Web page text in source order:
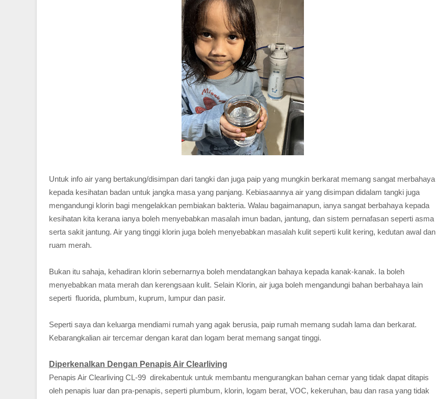
Untuk info air yang bertakung/disimpan dari tangki dan juga paip yang mungkin berkarat memang sangat merbahaya
kepada kesihatan badan untuk jangka masa yang panjang. Kebiasaannya air yang disimpan didalam tangki juga
mengandungi klorin bagi mengelakkan pembiakan bakteria. Walau bagaimanapun, ianya sangat berbahaya kepada
kesihatan kita kerana ianya boleh menyebabkan masalah imun badan, jantung, dan sistem pernafasan seperti asma
serta sakit jantung. Air yang tinggi klorin juga boleh menyebabkan masalah kulit seperti kulit kering, kedutan awal dan
ruam merah.
Bukan itu sahaja, kehadiran klorin sebernarnya boleh mendatangkan bahaya kepada kanak-kanak. Ia boleh
menyebabkan mata merah dan kerengsaan kulit. Selain Klorin, air juga boleh mengandungi bahan berbahaya lain
seperti fluorida, plumbum, kuprum, lumpur dan pasir.
Seperti saya dan keluarga mendiami rumah yang agak berusia, paip rumah memang sudah lama dan berkarat.
Kebarangkalian air tercemar dengan karat dan logam berat memang sangat tinggi.
Diperkenalkan Dengan Penapis Air Clearliving
Penapis Air Clearliving CL-99 direkabentuk untuk membantu mengurangkan bahan cemar yang tidak dapat ditapis
oleh penapis luar dan pra-penapis, seperti plumbum, klorin, logam berat, VOC, kekeruhan, bau dan rasa yang tidak